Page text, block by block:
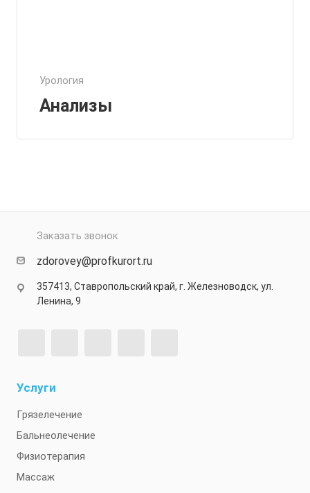
Урология
Анализы
Заказать звонок
zdorovey@profkurort.ru
357413, Ставропольский край, г. Железноводск, ул.
Ленина, 9
Услуги
Грязелечение
Бальнеолечение
Физиотерапия
Массаж